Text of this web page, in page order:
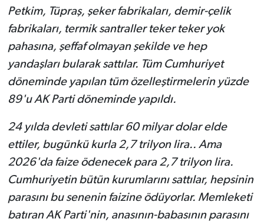
Petkim, Tüpraş, şeker fabrikaları, demir-çelik
fabrikaları, termik santraller teker teker yok
pahasına, şeffaf olmayan şekilde ve hep
yandaşları bularak sattılar. Tüm Cumhuriyet
döneminde yapılan tüm özelleştirmelerin yüzde
89'u AK Parti döneminde yapıldı.
24 yılda devleti sattılar 60 milyar dolar elde
ettiler, bugünkü kurla 2,7 trilyon lira.. Ama
2026'da faize ödenecek para 2,7 trilyon lira.
Cumhuriyetin bütün kurumlarını sattılar, hepsinin
parasını bu senenin faizine ödüyorlar. Memleketi
batıran AK Parti'nin, anasının-babasının parasını